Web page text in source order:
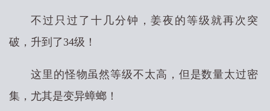
不过只过了十几分钟，姜夜的等级就再次突
破，升到了34级！
这里的怪物虽然等级不太高，但是数量太过密
集，尤其是变异蟑螂！